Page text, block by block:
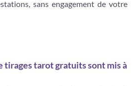
sans engagement de votre
tirages tarot gratuits sont mis à